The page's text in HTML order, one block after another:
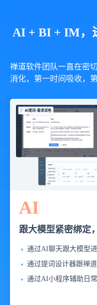
AI + BI + IM，
禅道软件团队一直在密
消化，第一时间吸收，
AI
跟大模型紧密绑定
通过AI聊天跟大模型
通过提词设计器跟禅
通过AI小程序辅助日